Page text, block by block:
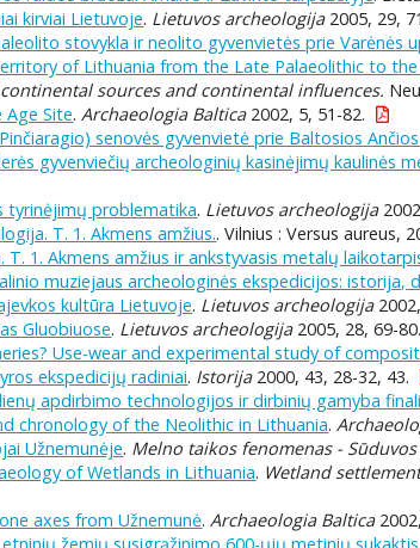
kirviai Lietuvoje. Lietuvos archeologija2005, 29,
stovykla ir neolito gyvenvietės prie Varėnės
of Lithuania from the Late Palaeolithic to the
sources and continental influences.
Age Site. Archaeologia Baltica2002, 5, 51-82.
senovės gyvenvietė prie Baltosios
gyvenviečių archeologinių kasinėjimų kaulinės
tyrinėjimų problematika. Lietuvos archeologija
T. 1. Akmens amžius.. Vilnius : Versus aureus,
T. 1. Akmens amžius ir ankstyvasis metalų
muziejaus archeologinės ekspedicijos: istorija,
kultūra Lietuvoje. Lietuvos archeologija
Gluobiuose. Lietuvos archeologija2005, 28, 69-80.
Use-wear and experimental study of
ekspedicijų radiniai. Istorija2000, 43, 28-32, 43.
apdirbimo technologijos ir dirbinių gamyba
chronology of the Neolithic in Lithuania.
Užnemunėje. Melno taikos fenomenas -
of Wetlands in Lithuania. Wetland
axes from Užnemunė. Archaeologia Baltica
žemių susigrąžinimo 600-ųjų metinių